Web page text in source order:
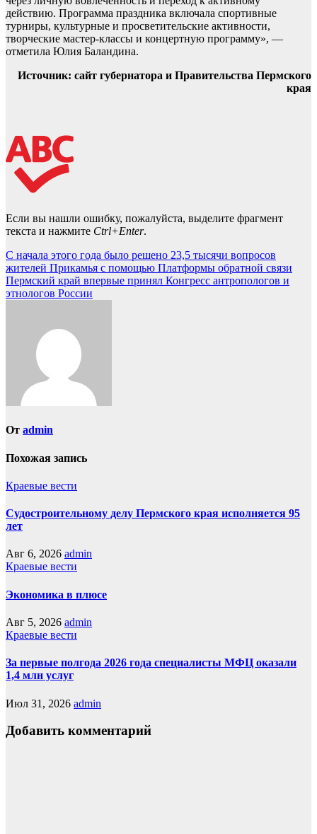
действию. Программа праздника включала спортивные
турниры, культурные и просветительские активности,
творческие мастер-классы и концертную программу», —
отметила Юлия Баландина.
Источник: сайт губернатора и Правительства Пермского
края
Если вы нашли ошибку, пожалуйста, выделите фрагмент
текста и нажмите Ctrl+Enter.
Навигация
по
записям
С начала этого года было решено 23,5 тысячи вопросов
жителей Прикамья с помощью Платформы обратной связи
Пермский край впервые принял Конгресс антропологов и
этнологов России
От admin
Похожая запись
Краевые вести
Судостроительному делу Пермского края исполняется 95
лет
Авг 6, 2026 admin
Краевые вести
Экономика в плюсе
Авг 5, 2026 admin
Краевые вести
За первые полгода 2026 года специалисты МФЦ оказали
1,4 млн услуг
Июл 31, 2026 admin
Добавить комментарий